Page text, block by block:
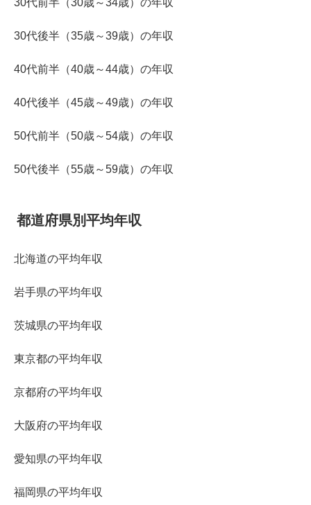
30代前半（30歳～34歳）の年収
30代後半（35歳～39歳）の年収
40代前半（40歳～44歳）の年収
40代後半（45歳～49歳）の年収
50代前半（50歳～54歳）の年収
50代後半（55歳～59歳）の年収
都道府県別平均年収
北海道の平均年収
岩手県の平均年収
茨城県の平均年収
東京都の平均年収
京都府の平均年収
大阪府の平均年収
愛知県の平均年収
福岡県の平均年収